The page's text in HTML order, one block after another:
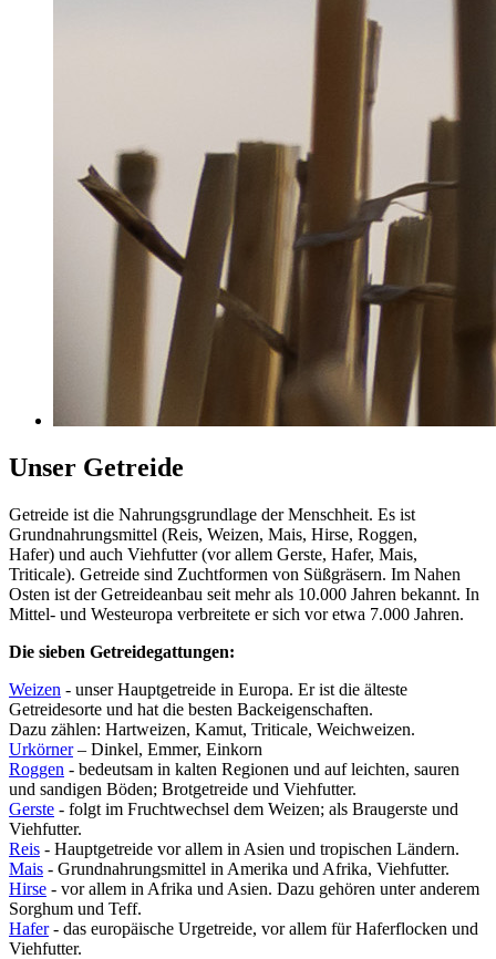
Unser Getreide
Getreide ist die Nahrungsgrundlage der Menschheit. Es ist
Grundnahrungsmittel (Reis, Weizen, Mais, Hirse, Roggen,
Hafer) und auch Viehfutter (vor allem Gerste, Hafer, Mais,
Triticale). Getreide sind Zuchtformen von Süßgräsern. Im Nahen
Osten ist der Getreideanbau seit mehr als 10.000 Jahren bekannt. In
Mittel- und Westeuropa verbreitete er sich vor etwa 7.000 Jahren.
Die sieben Getreidegattungen:
Weizen - unser Hauptgetreide in Europa. Er ist die älteste
Getreidesorte und hat die besten Backeigenschaften.
Dazu zählen: Hartweizen, Kamut, Triticale, Weichweizen.
Urkörner– Dinkel, Emmer, Einkorn
Roggen - bedeutsam in kalten Regionen und auf leichten, sauren
und sandigen Böden; Brotgetreide und Viehfutter.
Gerste - folgt im Fruchtwechsel dem Weizen; als Braugerste und
Viehfutter.
Reis - Hauptgetreide vor allem in Asien und tropischen Ländern.
Mais - Grundnahrungsmittel in Amerika und Afrika, Viehfutter.
Hirse - vor allem in Afrika und Asien. Dazu gehören unter anderem
Sorghum und Teff.
Hafer- das europäische Urgetreide, vor allem für Haferflocken und
Viehfutter.